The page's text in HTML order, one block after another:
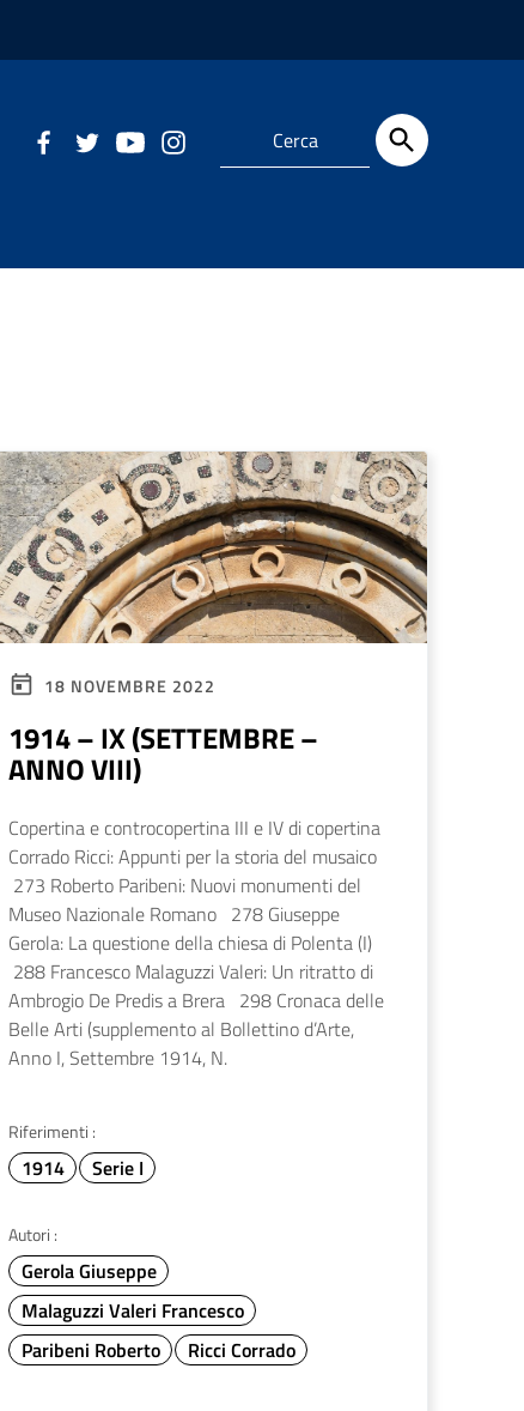
18 NOVEMBRE 2022
1914 – IX (SETTEMBRE –
ANNO VIII)
Copertina e controcopertina III e IV di copertina
Corrado Ricci: Appunti per la storia del musaico
273 Roberto Paribeni: Nuovi monumenti del
Museo Nazionale Romano 278 Giuseppe
Gerola: La questione della chiesa di Polenta (I)
288 Francesco Malaguzzi Valeri: Un ritratto di
Ambrogio De Predis a Brera 298 Cronaca delle
Belle Arti (supplemento al Bollettino d’Arte,
Anno I, Settembre 1914, N.
Riferimenti :
1914 Serie I
Autori :
Gerola Giuseppe
Malaguzzi Valeri Francesco
Paribeni Roberto
Ricci Corrado